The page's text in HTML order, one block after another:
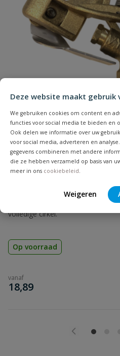
Deze website maakt gebruik
We gebruiken cookies om content en
functies voor social media te bieden en
Ook delen we informatie over uw
voor social media, adverteren en
gegevens combineren met andere
die ze hebben verzameld op basis van
meer in ons cookiebeleid
Weigeren
Samenvatting
Beoordeling
Beoordeling versturen
Vyrsa VYR 50 C rondsproeier
Sproeibereik 9 (Ø 18) m tot 14
volledige cirkel.
Op voorraad
vanaf
€
18,89